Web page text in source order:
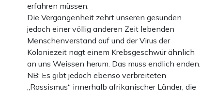
erfahren müssen.
Die Vergangenheit zehrt unseren gesunden
jedoch einer völlig anderen Zeit lebenden
Menschenverstand auf und der Virus der
Koloniezeit nagt einem Krebsgeschwür ähnlich
an uns Weissen herum. Das muss endlich enden.
NB: Es gibt jedoch ebenso verbreiteten
„Rassismus“ innerhalb afrikanischer Länder, die